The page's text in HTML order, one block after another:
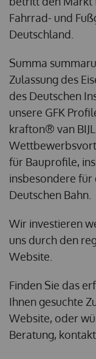
Fahrrad- und
Deutschland.
Summa
Zulassung des
des Deutschen
unsere GFK
krafton® van
für Bauprofile,
insbesondere
Deutschen Bahn.
Wir investieren
uns durch den
Website.
Finden Sie das
Ihnen gesuchte
Website, oder
Beratung,